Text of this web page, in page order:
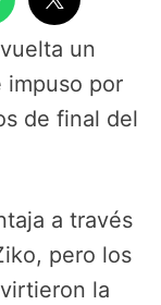
un
impuso por
de final del
a través
pero los
la